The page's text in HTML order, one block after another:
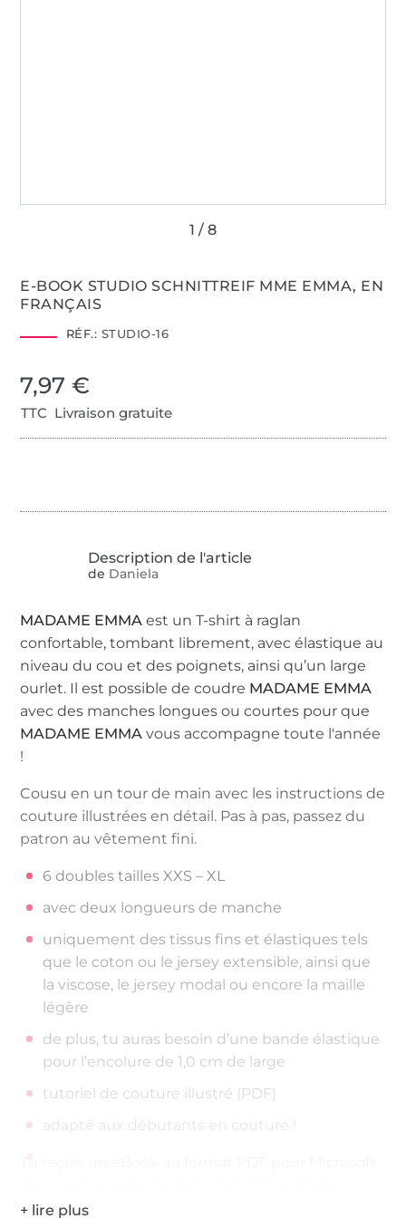
E-BOOK STUDIO SCHNITTREIF MME EMMA, EN
FRANÇAIS
RÉF.: STUDIO-16
7,97 €
TTC Livraison gratuite
de Daniela
MADAME EMMA est un T-shirt à raglan
confortable, tombant librement, avec élastique au
niveau du cou et des poignets, ainsi qu’un large
ourlet. Il est possible de coudre MADAME EMMA
avec des manches longues ou courtes pour que
MADAME EMMA vous accompagne toute l'année
!
Cousu en un tour de main avec les instructions de
couture illustrées en détail. Pas à pas, passez du
patron au vêtement fini.
6 doubles tailles XXS – XL
avec deux longueurs de manche
uniquement des tissus fins et élastiques tels
que le coton ou le jersey extensible, ainsi que
la viscose, le jersey modal ou encore la maille
légère
de plus, tu auras besoin d’une bande élastique
pour l’encolure de 1,0 cm de large
tutoriel de couture illustré (PDF)
adapté aux débutants en couture !
Macintosh OS X (à partir de la version 10.2.0). Un